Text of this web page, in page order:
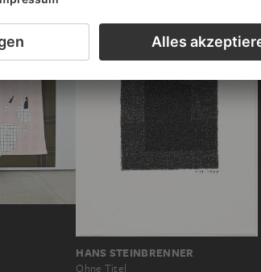
HANS STEINBRENNER
Ohne Titel